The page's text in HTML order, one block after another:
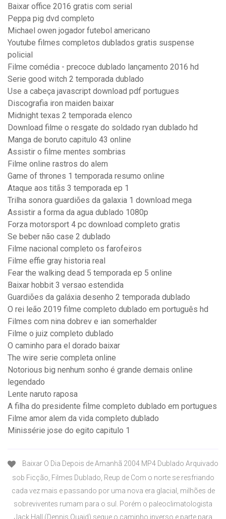
Baixar office 2016 gratis com serial
Peppa pig dvd completo
Michael owen jogador futebol americano
Youtube filmes completos dublados gratis suspense
policial
Filme comédia - precoce dublado lançamento 2016 hd
Serie good witch 2 temporada dublado
Use a cabeça javascript download pdf portugues
Discografia iron maiden baixar
Midnight texas 2 temporada elenco
Download filme o resgate do soldado ryan dublado hd
Manga de boruto capitulo 43 online
Assistir o filme mentes sombrias
Filme online rastros do alem
Game of thrones 1 temporada resumo online
Ataque aos titãs 3 temporada ep 1
Trilha sonora guardiões da galaxia 1 download mega
Assistir a forma da agua dublado 1080p
Forza motorsport 4 pc download completo gratis
Se beber não case 2 dublado
Filme nacional completo os farofeiros
Filme effie gray historia real
Fear the walking dead 5 temporada ep 5 online
Baixar hobbit 3 versao estendida
Guardiões da galáxia desenho 2 temporada dublado
O rei leão 2019 filme completo dublado em português hd
Filmes com nina dobrev e ian somerhalder
Filme o juiz completo dublado
O caminho para el dorado baixar
The wire serie completa online
Notorious big nenhum sonho é grande demais online
legendado
Lente naruto raposa
A filha do presidente filme completo dublado em portugues
Filme amor alem da vida completo dublado
Minissérie jose do egito capitulo 1
Baixar O Dia Depois de Amanhã 2004 MP4 Dublado Arquivado
sob Ficção, Filmes Dublado, Reup de Com o norte se resfriando
cada vez mais e passando por uma nova era glacial, milhões de
sobreviventes rumam para o sul. Porém o paleoclimatologista
Jack Hall (Dennis Quaid) segue o caminho inverso e parte para